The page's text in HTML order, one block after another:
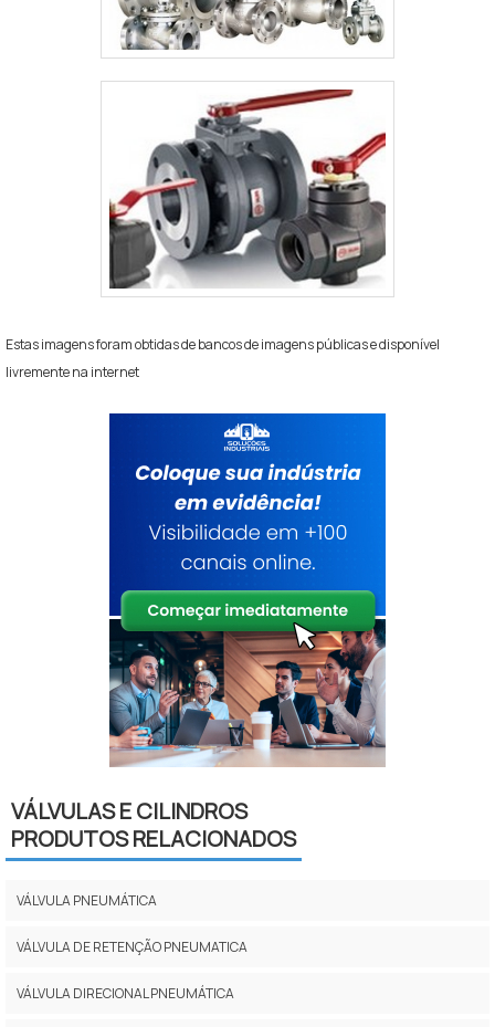
Estas imagens foram obtidas de bancos de imagens públicas e disponível
livremente na internet
VÁLVULAS E CILINDROS
PRODUTOS RELACIONADOS
VÁLVULA PNEUMÁTICA
VÁLVULA DE RETENÇÃO PNEUMATICA
VÁLVULA DIRECIONAL PNEUMÁTICA